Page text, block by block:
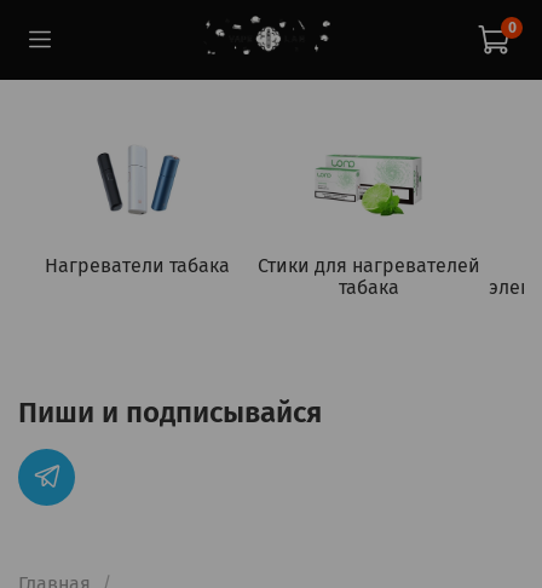
0
Нагреватели табака
Стики для нагревателей
табака
Главная
Пиши и подписывайся